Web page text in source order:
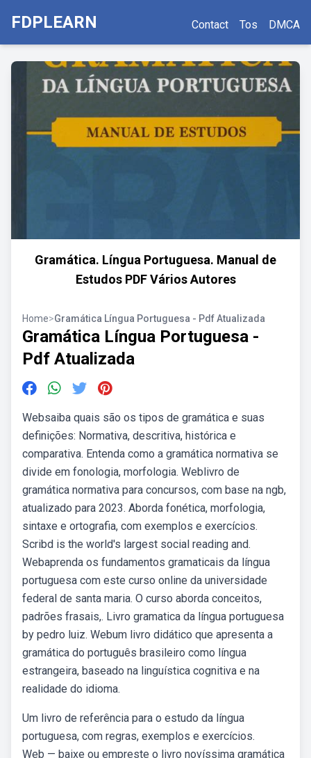
FDPLEARN Contact Tos DMCA
Gramática. Língua Portuguesa. Manual de
Estudos PDF Vários Autores
Home>Gramática Língua Portuguesa - Pdf Atualizada
Gramática Língua Portuguesa -
Pdf Atualizada
Websaiba quais são os tipos de gramática e suas
definições: Normativa, descritiva, histórica e
comparativa. Entenda como a gramática normativa se
divide em fonologia, morfologia. Weblivro de
gramática normativa para concursos, com base na ngb,
atualizado para 2023. Aborda fonética, morfologia,
sintaxe e ortografia, com exemplos e exercícios.
Scribd is the world's largest social reading and.
Webaprenda os fundamentos gramaticais da língua
portuguesa com este curso online da universidade
federal de santa maria. O curso aborda conceitos,
padrões frasais,. Livro gramatica da língua portuguesa
by pedro luiz. Webum livro didático que apresenta a
gramática do português brasileiro como língua
estrangeira, baseado na linguística cognitiva e na
realidade do idioma.
Um livro de referência para o estudo da língua
portuguesa, com regras, exemplos e exercícios.
Web — baixe ou empreste o livro novíssima gramática